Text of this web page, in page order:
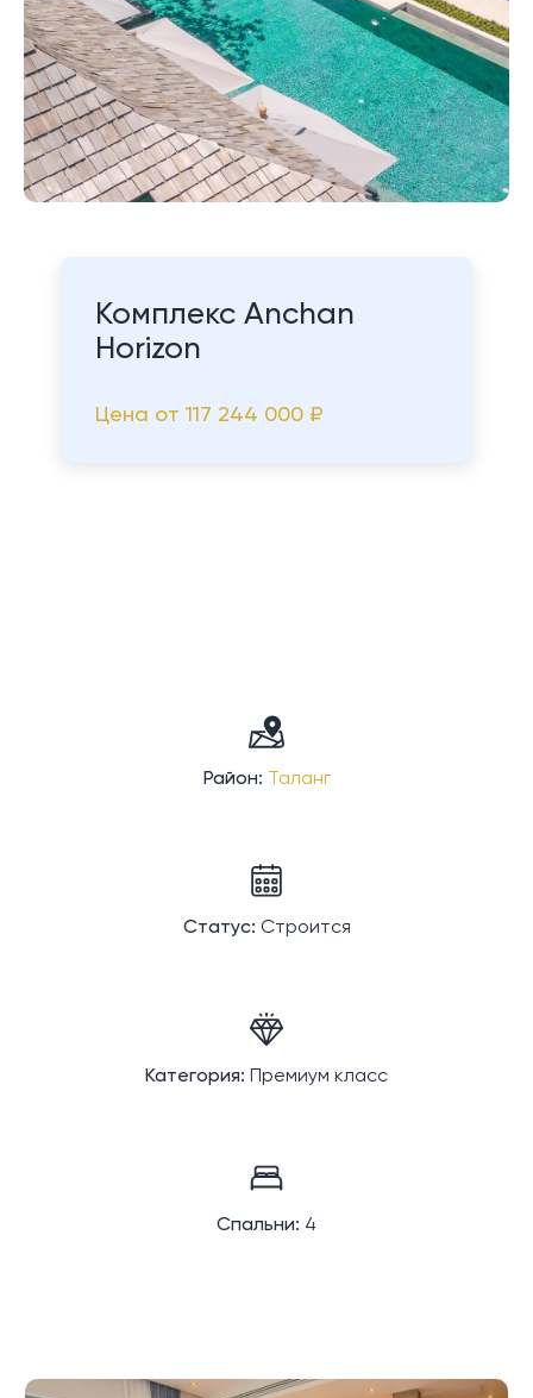
Комплекс Anchan
Horizon
Цена от 117 244 000 ₽
Район: Таланг
Статус: Строится
Категория: Премиум класс
Спальни: 4